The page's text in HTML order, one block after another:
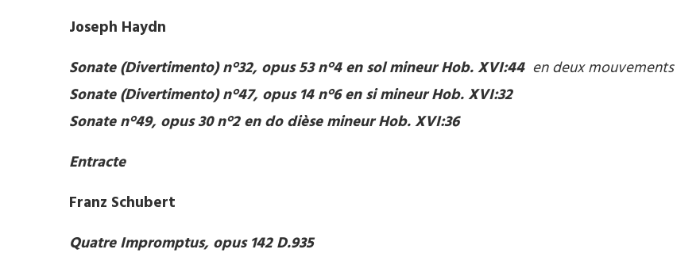
Joseph Haydn
Sonate (Divertimento) n°32, opus 53 n°4 en sol mineur Hob. XVI:44 en deux mouvements
Sonate (Divertimento) n°47, opus 14 n°6 en si mineur Hob. XVI:32
Sonate n°49, opus 30 n°2 en do dièse mineur Hob. XVI:36
Entracte
Franz Schubert
Quatre Impromptus, opus 142 D.935